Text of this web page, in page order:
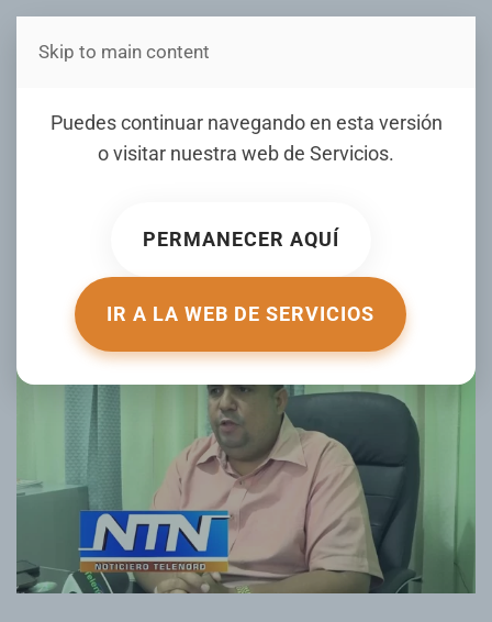
Estás en Telenord Medios
Puedes continuar navegando en esta versión
o visitar nuestra web de Servicios.
PERMANECER AQUÍ
IR A LA WEB DE SERVICIOS
Skip to main content
ADP – SFM confirma
participación en protesta
evaluación al desempeño
ESCRITO POR YEURY TAVERAS DUARTE EL 29 JULIO 2024
PUBLICADO EN
NOTICIERO TELENORD.